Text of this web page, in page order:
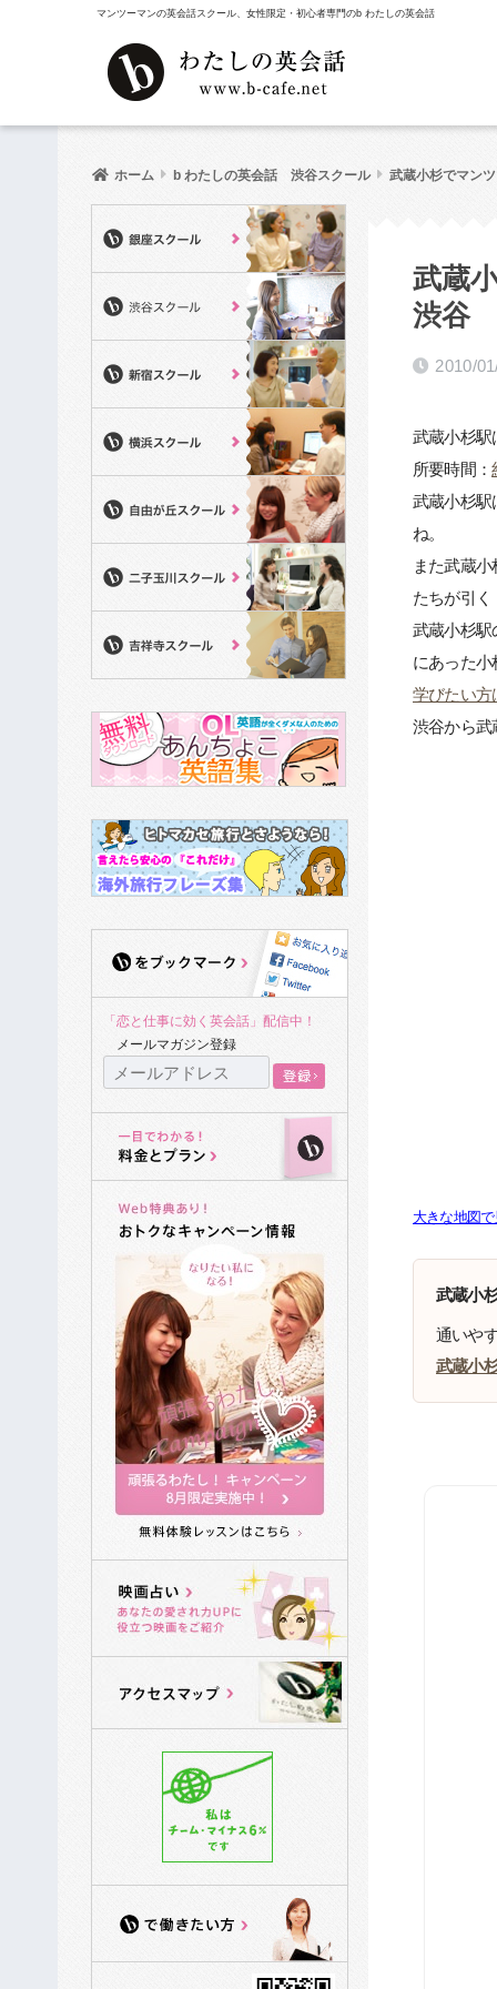
マンツーマンの英会話スクール、女性限定・初心者専門のb わたしの英会話
ホーム b わたしの英会話 渋谷スクール 武蔵小杉でマン
武蔵
渋谷
2010/
武蔵小杉駅
所要時間：
武蔵小杉駅
ね。
また武蔵
たちが引
武蔵小杉駅
にあった
学びたい方
渋谷から武
大きな地図
武蔵小
通いや
武蔵小
「恋と仕事に効く英会話」配信中！
メールマガジン登録